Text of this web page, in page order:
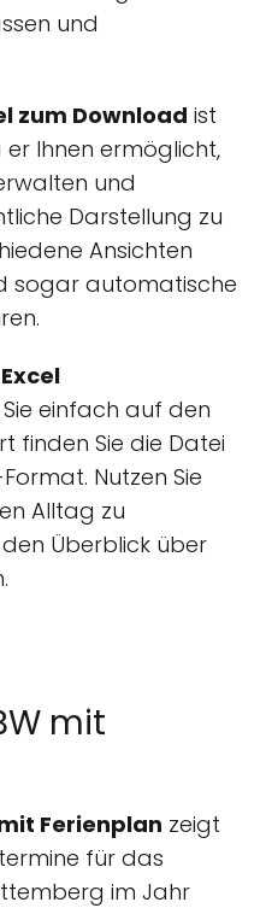
und
zum Download ist
Ihnen ermöglicht,
und
Darstellung zu
Ansichten
sogar automatische
einfach auf den
finden Sie die Datei
Nutzen Sie
Alltag zu
Überblick über
mit
Ferienplan zeigt
für das
im Jahr